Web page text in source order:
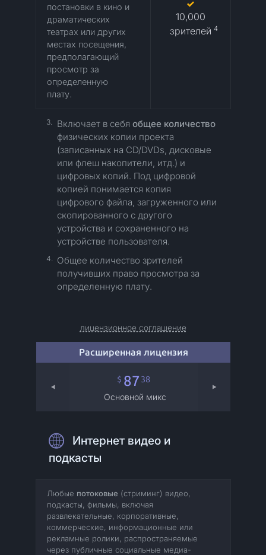
постановки в кино и
драматических
театрах или других
местах посещения,
предполагающий
просмотр за
определенную
плату.
10,000
зрителей4
3. Включает в себя общее количество
физических копии проекта
(записанных на CD/DVDs, дисковые
или флеш накопители, итд.) и
цифровых копий. Под цифровой
копией понимается копия
цифрового файла, загруженного или
скопированного с другого
устройства и сохраненного на
устройстве пользователя.
4. Общее количество зрителей
получивших право просмотра за
определенную плату.
лицензионное соглашение
Расширенная лицензия
$ 87 38
Основной микс
Интернет видео и
подкасты
Любые потоковые (стриминг) видео,
подкасты, фильмы, включая
развлекательные, корпоративные,
коммерческие, информационные или
рекламные ролики, распространяемые
через публичные социальные медиа-